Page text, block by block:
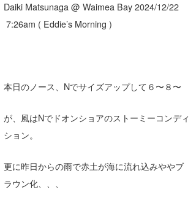
Daiki Matsunaga @ Waimea Bay 2024/12/22
7:26am ( Eddie’s Morning )
本日のノース、Nでサイズアップして６〜８〜
が、風はNでドオンショアのストーミーコンディ
ション。
更に昨日からの雨で赤土が海に流れ込みややブ
ラウン化、、、
ライター/寄稿メディア